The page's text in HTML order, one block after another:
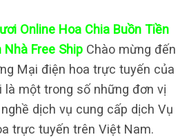
Online Hoa Chia Buồn Tiền
Nhà Free Ship Chào mừng đến
Mại điện hoa trực tuyến của
là một trong số những đơn vị
dịch vụ cung cấp dịch Vụ
trực tuyến trên Việt Nam.